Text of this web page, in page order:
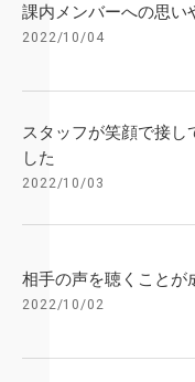
課内メンバーへの思い
2022/10/04
スタッフが笑顔で接し
した
2022/10/03
相手の声を聴くことが
2022/10/02